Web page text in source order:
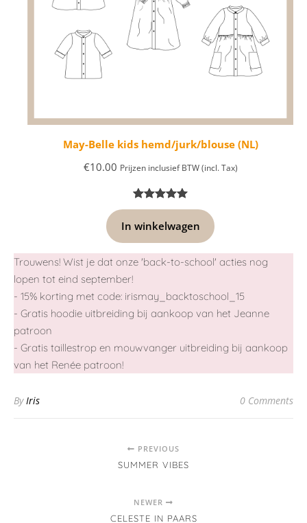
May-Belle kids hemd/jurk/blouse (NL)
€10.00 Prijzen inclusief BTW (incl. Tax)
Beoordeling
5.00op 5
gebaseerd
op
3
In winkelwagen
Trouwens! Wist je dat onze 'back-to-school' acties nog
lopen tot eind september!
- 15% korting met code: irismay_backtoschool_15
- Gratis hoodie uitbreiding bij aankoop van het Jeanne
patroon
- Gratis taillestrop en mouwvanger uitbreiding bij aankoop
van het Renée patroon!
ByIris 0 Comments
PREVIOUS
SUMMER VIBES
NEWER
CELESTE IN PAARS